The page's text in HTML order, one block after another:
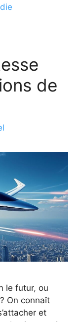
de
le futur, ou
On connaît
et